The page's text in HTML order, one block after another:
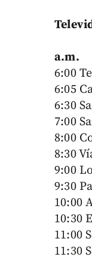
a.m.
6:00
6:05
6:30
7:00
8:00
8:30
9:00
9:30
10:00
10:30
11:00
11:30